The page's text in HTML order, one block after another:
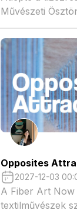
Művészeti
tartaléklistás
a csatolmányban
Opposites
2027-12-03
A Fiber Art Now
textilművészek